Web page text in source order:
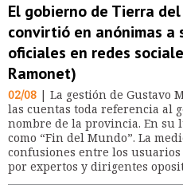
El gobierno de Tierra
convirtió en anónimas a
oficiales en redes
Ramonet)
02/08 | La gestión de Gustavo
las cuentas toda referencia al
nombre de la provincia. En su
como “Fin del Mundo”. La
confusiones entre los
por expertos y dirigentes